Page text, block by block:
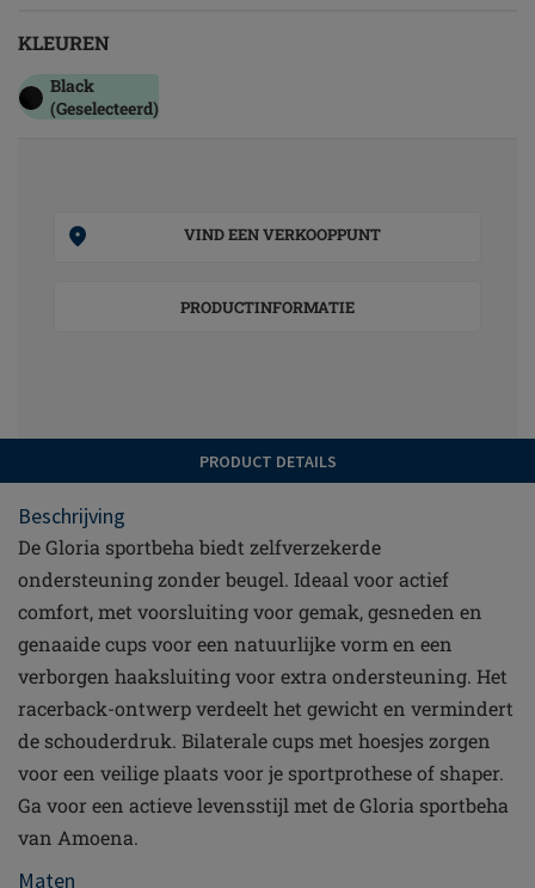
KLEUREN
Black
(Geselecteerd)
VIND EEN VERKOOPPUNT
PRODUCTINFORMATIE
PRODUCT DETAILS
Beschrijving
De Gloria sportbeha biedt zelfverzekerde
ondersteuning zonder beugel. Ideaal voor actief
comfort, met voorsluiting voor gemak, gesneden en
genaaide cups voor een natuurlijke vorm en een
verborgen haaksluiting voor extra ondersteuning. Het
racerback-ontwerp verdeelt het gewicht en vermindert
de schouderdruk. Bilaterale cups met hoesjes zorgen
voor een veilige plaats voor je sportprothese of shaper.
Ga voor een actieve levensstijl met de Gloria sportbeha
van Amoena.
Maten